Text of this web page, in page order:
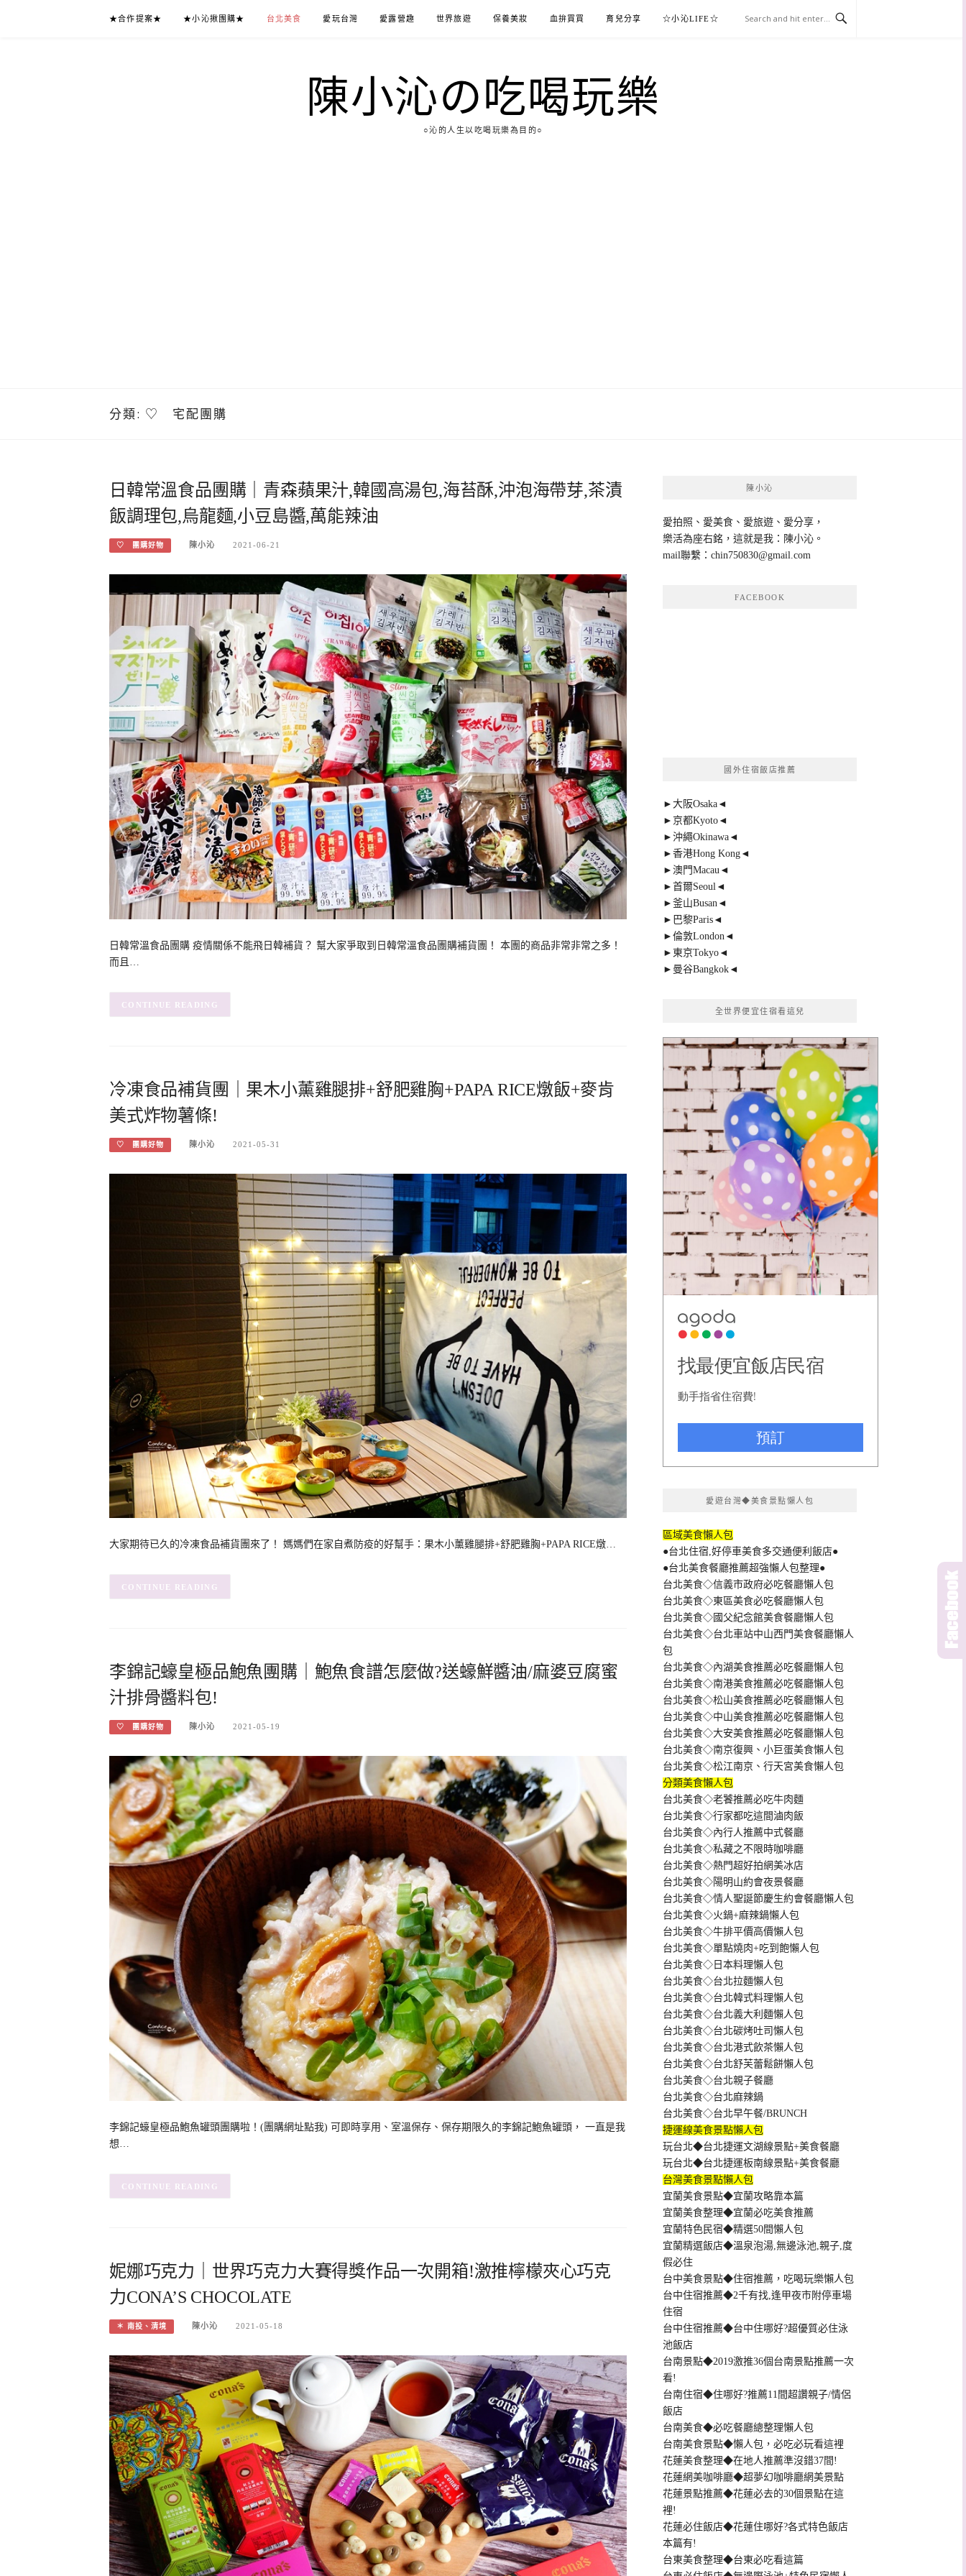
★合作提案★ ★小沁揪團購★ 台北美食 愛玩台灣 愛露營趣 世界旅遊 保養美妝 血拚買買 育兒分享 ☆小沁LIFE☆
陳小沁の吃喝玩樂
○沁的人生以吃喝玩樂為目的○
分類: ♡ 宅配團購
日韓常溫食品團購｜青森蘋果汁,韓國高湯包,海苔酥,沖泡海帶芽,茶漬
飯調理包,烏龍麵,小豆島醬,萬能辣油
♡ 團購好物 陳小沁 2021-06-21
日韓常溫食品團購 疫情關係不能飛日韓補貨？ 幫大家爭取到日韓常溫食品團購補貨團！ 本團的商品非常非常之多！
而且…
CONTINUE READING
冷凍食品補貨團｜果木小薰雞腿排+舒肥雞胸+PAPA RICE燉飯+麥肯
美式炸物薯條!
♡ 團購好物 陳小沁 2021-05-31
大家期待已久的冷凍食品補貨團來了！ 媽媽們在家自煮防疫的好幫手：果木小薰雞腿排+舒肥雞胸+PAPA RICE燉…
CONTINUE READING
李錦記蠔皇極品鮑魚團購｜鮑魚食譜怎麼做?送蠔鮮醬油/麻婆豆腐蜜
汁排骨醬料包!
♡ 團購好物 陳小沁 2021-05-19
李錦記蠔皇極品鮑魚罐頭團購啦！(團購網址點我) 可即時享用、室溫保存、保存期限久的李錦記鮑魚罐頭， 一直是我
想…
CONTINUE READING
妮娜巧克力｜世界巧克力大賽得獎作品一次開箱!激推檸檬夾心巧克
力CONA’S CHOCOLATE
＊ 南投、清境 陳小沁 2021-05-18
陳小沁
愛拍照、愛美食、愛旅遊、愛分享，
樂活為座右銘，這就是我：陳小沁。
mail聯繫： chin750830@gmail.com
FACEBOOK
國外住宿飯店推薦
►大阪Osaka◄
►京都Kyoto◄
►沖繩Okinawa◄
►香港Hong Kong◄
►澳門Macau◄
►首爾Seoul◄
►釜山Busan◄
►巴黎Paris◄
►倫敦London◄
►東京Tokyo◄
►曼谷Bangkok◄
全世界便宜住宿看這兒
愛遊台灣◆美食景點懶人包
區域美食懶人包
●台北住宿,好停車美食多交通便利飯店●
●台北美食餐廳推薦超強懶人包整理●
台北美食◇信義市政府必吃餐廳懶人包
台北美食◇東區美食必吃餐廳懶人包
台北美食◇國父紀念館美食餐廳懶人包
台北美食◇台北車站中山西門美食餐廳懶人
包
台北美食◇內湖美食推薦必吃餐廳懶人包
台北美食◇南港美食推薦必吃餐廳懶人包
台北美食◇松山美食推薦必吃餐廳懶人包
台北美食◇中山美食推薦必吃餐廳懶人包
台北美食◇大安美食推薦必吃餐廳懶人包
台北美食◇南京復興、小巨蛋美食懶人包
台北美食◇松江南京、行天宮美食懶人包
分類美食懶人包
台北美食◇老饕推薦必吃牛肉麵
台北美食◇行家都吃這間滷肉飯
台北美食◇內行人推薦中式餐廳
台北美食◇私藏之不限時咖啡廳
台北美食◇熱門超好拍網美冰店
台北美食◇陽明山約會夜景餐廳
台北美食◇情人聖誕節慶生約會餐廳懶人包
台北美食◇火鍋+麻辣鍋懶人包
台北美食◇牛排平價高價懶人包
台北美食◇單點燒肉+吃到飽懶人包
台北美食◇日本料理懶人包
台北美食◇台北拉麵懶人包
台北美食◇台北韓式料理懶人包
台北美食◇台北義大利麵懶人包
台北美食◇台北碳烤吐司懶人包
台北美食◇台北港式飲茶懶人包
台北美食◇台北舒芙蕾鬆餅懶人包
台北美食◇台北親子餐廳
台北美食◇台北麻辣鍋
台北美食◇台北早午餐/BRUNCH
捷運線美食景點懶人包
玩台北◆台北捷運文湖線景點+美食餐廳
玩台北◆台北捷運板南線景點+美食餐廳
台灣美食景點懶人包
宜蘭美食景點◆宜蘭攻略靠本篇
宜蘭美食整理◆宜蘭必吃美食推薦
宜蘭特色民宿◆精選50間懶人包
宜蘭精選飯店◆溫泉泡湯,無邊泳池,親子,度
假必住
台中美食景點◆住宿推薦，吃喝玩樂懶人包
台中住宿推薦◆2千有找,逢甲夜市附停車場
住宿
台中住宿推薦◆台中住哪好?超優質必住泳
池飯店
台南景點◆2019激推36個台南景點推薦一次
看!
台南住宿◆住哪好?推薦11間超讚親子/情侶
飯店
台南美食◆必吃餐廳總整理懶人包
台南美食景點◆懶人包，必吃必玩看這裡
花蓮美食整理◆在地人推薦準沒錯37間!
花蓮網美咖啡廳◆超夢幻咖啡廳網美景點
花蓮景點推薦◆花蓮必去的30個景點在這
裡!
花蓮必住飯店◆花蓮住哪好?各式特色飯店
本篇有!
台東美食整理◆台東必吃看這篇